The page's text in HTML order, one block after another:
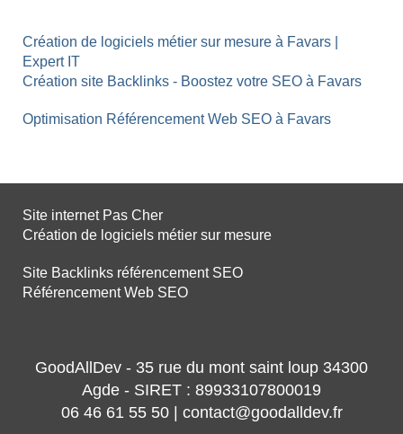
Création de logiciels métier sur mesure à Favars |
Expert IT
Création site Backlinks - Boostez votre SEO à Favars
Optimisation Référencement Web SEO à Favars
Site internet Pas Cher
Création de logiciels métier sur mesure
Site Backlinks référencement SEO
Référencement Web SEO
GoodAllDev - 35 rue du mont saint loup 34300
Agde - SIRET : 89933107800019
06 46 61 55 50 | contact@goodalldev.fr